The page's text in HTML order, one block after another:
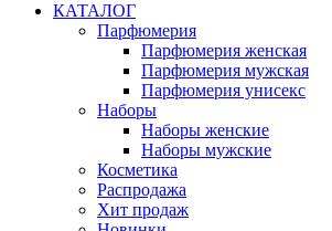
КАТАЛОГ
Парфюмерия
Парфюмерия женская
Парфюмерия мужская
Парфюмерия унисекс
Наборы
Наборы женские
Наборы мужские
Косметика
Распродажа
Хит продаж